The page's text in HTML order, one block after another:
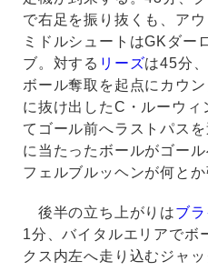
で右足を振り抜くも、ア
ミドルシュートはGKダー
ブ。対する リーズは45分
ボール奪取を起点にカウ
に抜け出したC・ルーウ
てゴール前へラストパス
に当たったボールがゴー
フェルブルッヘンが何とか
後半の立ち上がりはブ
1分、バイタルエリアでボ
クス内左へ走り込むジャ